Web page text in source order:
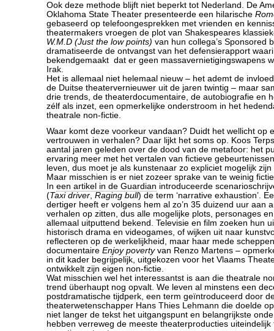
Ook deze methode blijft niet beperkt tot Nederland. De
Oklahoma State Theater presenteerde een hilarische
gebaseerd op telefoongesprekken met vrienden en
theatermakers vroegen de plot van Shakespeares
W.M.D (Just the low points) van hun collega’s Sponsored
dramatiseerde de ontvangst van het defensierapport
bekendgemaakt dat er geen massavernietigingswapens
Irak.
Het is allemaal niet helemaal nieuw – het ademt de
de Duitse theatervernieuwer uit de jaren twintig – maar
drie trends, de theaterdocumentaire, de autobiografie en
zélf als inzet, een opmerkelijke onderstroom in het
theatrale non-fictie.
Waar komt deze voorkeur vandaan? Duidt het wellicht op
vertrouwen in verhalen? Daar lijkt het soms op. Koos
aantal jaren geleden over de dood van de metafoor: het
ervaring meer met het vertalen van fictieve
leven, dus moet je als kunstenaar zo expliciet mogelijk
Maar misschien is er niet zozeer sprake van te weinig
In een artikel in de Guardian introduceerde
(Taxi driver, Raging bull) de term ‘narrative exhaustion’.
dertiger heeft er volgens hem al zo’n 35 duizend uur aan
verhalen op zitten, dus alle mogelijke plots, personages
allemaal uitputtend bekend. Televisie en film zoeken hun
historisch drama en videogames, of wijken uit naar
reflecteren op de werkelijkheid, maar haar mede
documentaire Enjoy povertyvan Renzo Martens –
in dit kader begrijpelijk, uitgekozen voor het Vlaams
ontwikkelt zijn eigen non-fictie.
Wat misschien wel het interessantst is aan die theatrale
trend überhaupt nog opvalt. We leven al minstens een
postdramatische tijdperk, een term geïntroduceerd door
theaterwetenschapper Hans Thies Lehmann die doelde
niet langer de tekst het uitgangspunt en belangrijkste
hebben verreweg de meeste theaterproducties uiteindelijk